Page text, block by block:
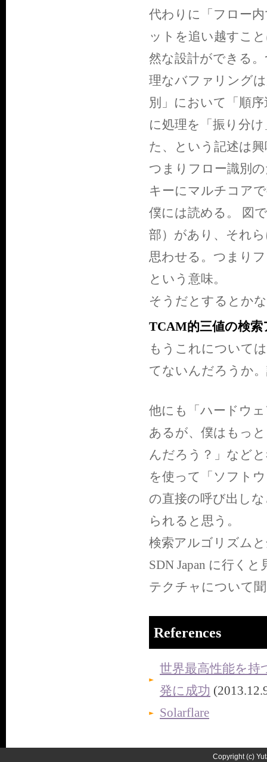
代わりに「フロー
ットを追い越すこ
然な設計ができる
理なバファリング
別」において「順
に処理を「振り分
た、という記述は
つまりフロー識別
キーにマルチコア
僕には読める。 図
部）があり、それ
思わせる。つまり
という意味。
そうだとするとか
TCAM的三値の検
もうこれについて
てないんだろうか
他にも「ハードウ
あるが、僕はもっ
んだろう？」など
を使って「ソフト
の直接の呼び出し
られると思う。
検索アルゴリズム
SDN Japan に行く
テクチャについて
References
世界最高性能を
発に成功
Solarflare
Copyright (c)